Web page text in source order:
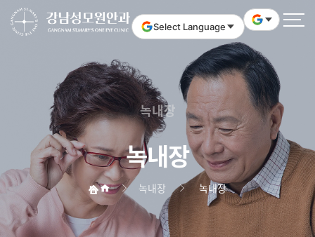
Select Language
녹내장
녹내장
녹내장 녹내장